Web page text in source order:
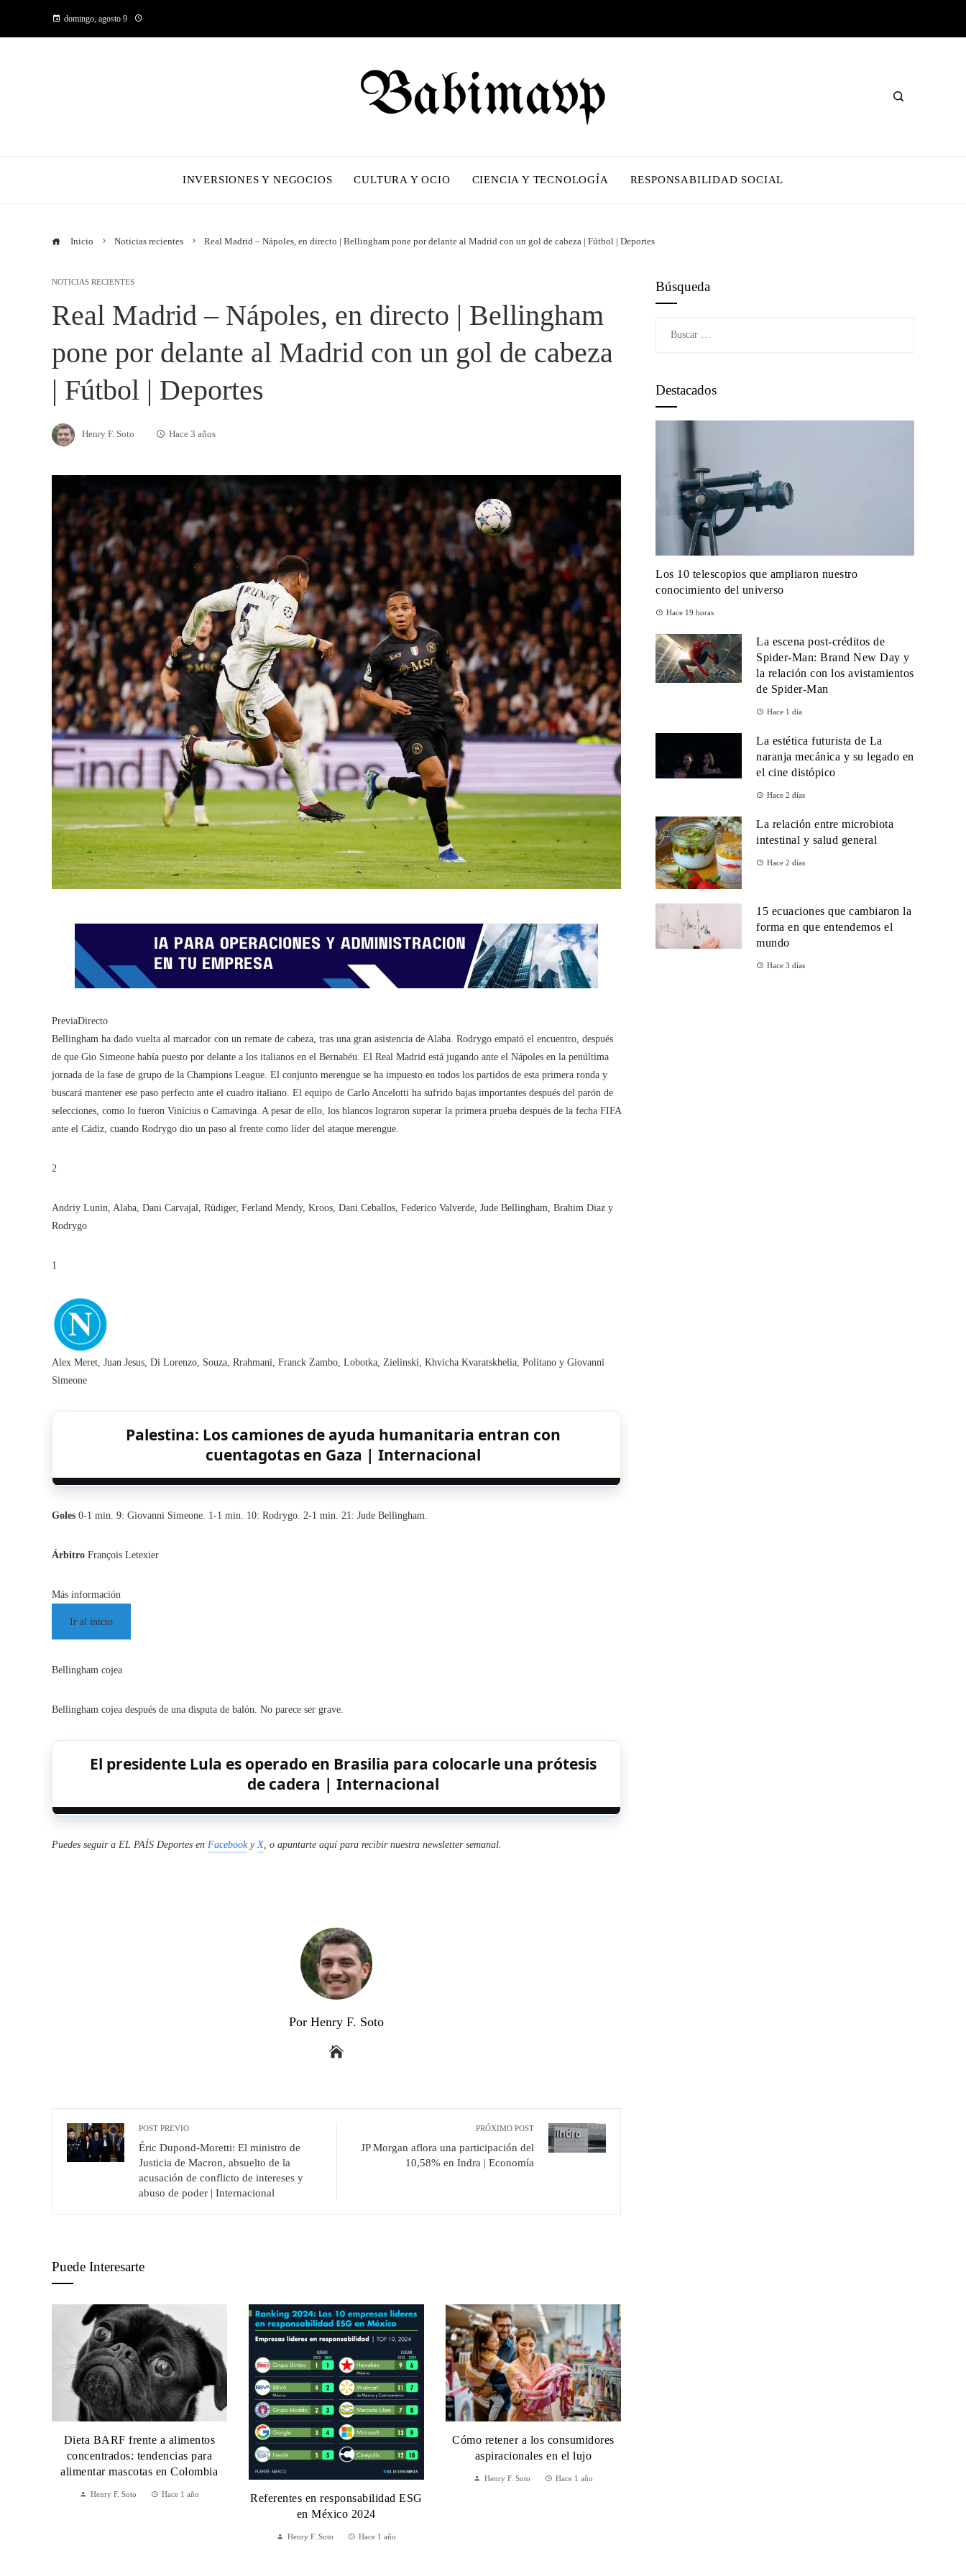
domingo, agosto 9
INVERSIONES Y NEGOCIOS CULTURA Y OCIO CIENCIA Y TECNOLOGÍA RESPONSABILIDAD SOCIAL
Inicio Noticias recientes Real Madrid – Nápoles, en directo | Bellingham pone por delante al Madrid con un gol de cabeza | Fútbol | Deportes
NOTICIAS RECIENTES
Real Madrid – Nápoles, en directo | Bellingham
pone por delante al Madrid con un gol de cabeza
| Fútbol | Deportes
Henry F. Soto Hace 3 años
PreviaDirecto
Bellingham ha dado vuelta al marcador con un remate de cabeza, tras una gran asistencia de Alaba. Rodrygo empató el encuentro, después
de que Gio Simeone había puesto por delante a los italianos en el Bernabéu. El Real Madrid está jugando ante el Nápoles en la penúltima
jornada de la fase de grupo de la Champions League. El conjunto merengue se ha impuesto en todos los partidos de esta primera ronda y
buscará mantener ese paso perfecto ante el cuadro italiano. El equipo de Carlo Ancelotti ha sufrido bajas importantes después del parón de
selecciones, como lo fueron Vinícius o Camavinga. A pesar de ello, los blancos lograron superar la primera prueba después de la fecha FIFA
ante el Cádiz, cuando Rodrygo dio un paso al frente como líder del ataque merengue.
2
Andriy Lunin, Alaba, Dani Carvajal, Rüdiger, Ferland Mendy, Kroos, Dani Ceballos, Federico Valverde, Jude Bellingham, Brahim Diaz y
Rodrygo
1
Alex Meret, Juan Jesus, Di Lorenzo, Souza, Rrahmani, Franck Zambo, Lobotka, Zielinski, Khvicha Kvaratskhelia, Politano y Giovanni
Simeone
Palestina: Los camiones de ayuda humanitaria entran con
cuentagotas en Gaza | Internacional
Goles 0-1 min. 9: Giovanni Simeone. 1-1 min. 10: Rodrygo. 2-1 min. 21: Jude Bellingham.
Árbitro François Letexier
Más información
Ir al inicio
Bellingham cojea
Bellingham cojea después de una disputa de balón. No parece ser grave.
El presidente Lula es operado en Brasilia para colocarle una prótesis
de cadera | Internacional
Puedes seguir a EL PAÍS Deportes en FacebookyX, o apuntarte aquí para recibir nuestra newsletter semanal.
Por Henry F. Soto
POST PREVIO
Éric Dupond-Moretti: El ministro de
Justicia de Macron, absuelto de la
acusación de conflicto de intereses y
abuso de poder | Internacional
PRÓXIMO POST
JP Morgan aflora una participación del
10,58% en Indra | Economía
Puede Interesarte
Dieta BARF frente a alimentos
concentrados: tendencias para
alimentar mascotas en Colombia
Henry F. Soto Hace 1 año
Referentes en responsabilidad ESG
en México 2024
Henry F. Soto Hace 1 año
Cómo retener a los consumidores
aspiracionales en el lujo
Henry F. Soto Hace 1 año
Búsqueda
Destacados
Los 10 telescopios que ampliaron nuestro
conocimiento del universo
Hace 19 horas
La escena post-créditos de
Spider-Man: Brand New Day y
la relación con los avistamientos
de Spider-Man
Hace 1 día
La estética futurista de La
naranja mecánica y su legado en
el cine distópico
Hace 2 días
La relación entre microbiota
intestinal y salud general
Hace 2 días
15 ecuaciones que cambiaron la
forma en que entendemos el
mundo
Hace 3 días